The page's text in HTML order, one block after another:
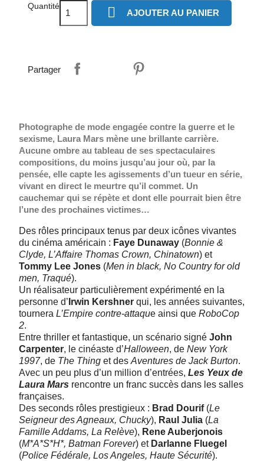
Quantité  AJOUTER AU PANIER
Partager
Photographe de mode engagée contre la guerre et le
sexisme, Laura Mars mène une brillante carrière.
Aucune ombre au tableau de ses spectaculaires
compositions, du moins jusqu’au jour où, par la
pensée, elle capte les agissements d’un tueur en série,
vivant en direct le meurtre qu’il commet. Un
cauchemar qui se répète et dont elle pourrait bien être
l’une des prochaines victimes…
Des rôles principaux tenus par deux icônes vivantes
du cinéma américain : Faye Dunaway (Bonnie &
Clyde, L’Affaire Thomas Crown, Chinatown) et
Tommy Lee Jones (Men in black, No Country for old
men, Traqué).
Un réalisateur particulièrement expérimenté en la
personne d’ Irwin Kershner qui, les années suivantes,
tournera L’Empire contre-attaque ainsi que RoboCop
2.
Entre thriller et fantastique, un scénario signé John
Carpenter, le cinéaste d’Halloween, de New York
1997, de The Thing et des Aventures de Jack Burton.
Avec un peu plus d’un million d’entrées, Les Yeux de
Laura Mars rencontre un franc succès dans les salles
françaises.
Des seconds rôles prestigieux : Brad Dourif(Le
Seigneur des Agneaux, Chucky), Raul Julia (La
Famille Addams, La Relève), Rene Auberjonois
(M*A*S*H*, Batman Forever) et Darlanne Fluegel
(Police Fédérale, Los Angeles, Haute Sécurité).